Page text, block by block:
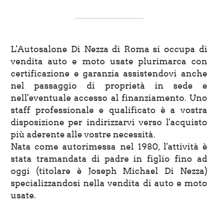
L'Autosalone Di Nezza di Roma si occupa di
vendita auto e moto usate plurimarca con
certificazione e garanzia assistendovi anche
nel passaggio di proprietà in sede e
nell'eventuale accesso al finanziamento. Uno
staff professionale e qualificato è a vostra
disposizione per indirizzarvi verso l'acquisto
più aderente alle vostre necessità.
Nata come autorimessa nel 1980, l'attività è
stata tramandata di padre in figlio fino ad
oggi (titolare è Joseph Michael Di Nezza)
specializzandosi nella vendita di auto e moto
usate.